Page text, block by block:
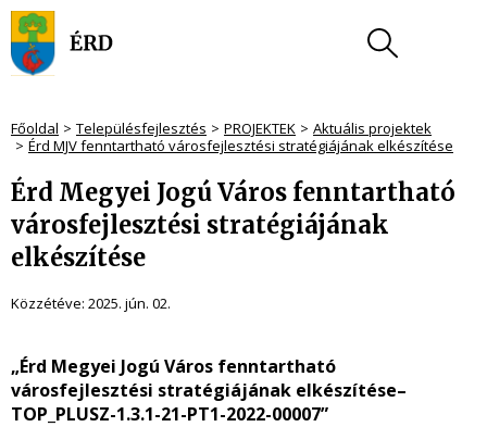
Főoldal Településfejlesztés PROJEKTEK
Aktuális projektek
Érd MJV fenntartható városfejlesztési stratégiájának elkészítése
Érd Megyei Jogú Város fenntartható
városfejlesztési stratégiájának
elkészítése
Közzétéve: 2025. jún. 02.
„Érd Megyei Jogú Város fenntartható
városfejlesztési stratégiájának elkészítése–
TOP_PLUSZ-1.3.1-21-PT1-2022-00007”